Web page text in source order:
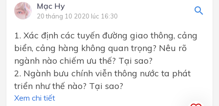
Mạc Hy
20 tháng 10 2020 lúc 16:30
1. Xác định các tuyến đường giao thông, cảng
biển, cảng hàng không quan trọng? Nêu rõ
ngành nào chiếm ưu thế? Tại sao?
2. Ngành bưu chính viễn thông nước ta phát
triển như thế nào? Tại sao?
Xem chi tiết